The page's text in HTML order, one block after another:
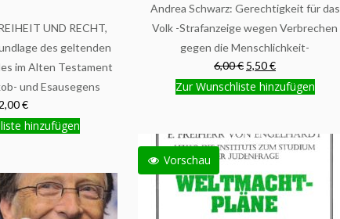
Andrea Schwarz: Gerechtigkeit für das
Volk -Strafanzeige wegen Verbrechen
gegen die Menschlichkeit-
6,00 € 5,50 €
Zur Wunschliste hinzufügen
UND RECHT,
des geltenden
im Alten Testament
und Esausegens
€
hinzufügen
Vorschau